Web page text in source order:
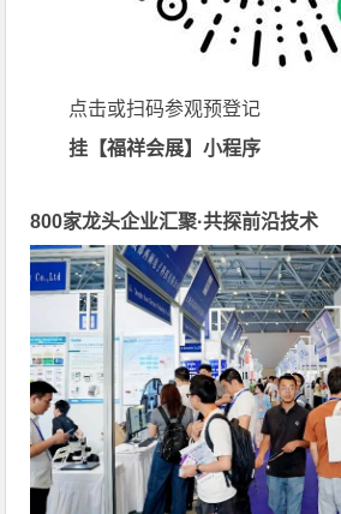
点击或扫码参观预登记
挂【福祥会展】小程序
800家龙头企业汇聚·共探前沿技术